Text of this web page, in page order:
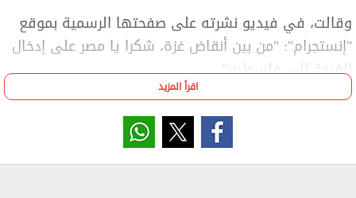
وقالت، في فيديو نشرته على صفحتها الرسمية بموقع
"إنستجرام": "من بين أنقاض غزة، شكرا يا مصر على إدخال
الفرحة إلى فلسطين".
وأشادت بأداء المنتخب في كأس العالم، قائلة: "وحدتنا،
جمعتنا، فرحتونا في غزة وفي كل فلسطين تحت أصعب
اقرأ المزيد